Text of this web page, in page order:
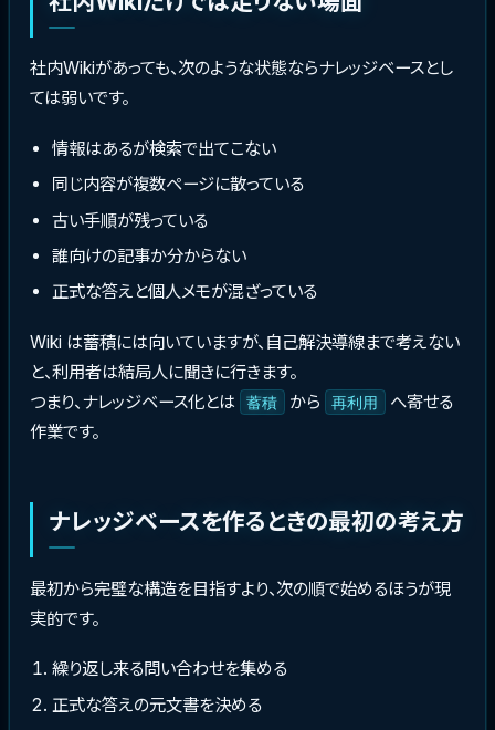
社内Wikiがあっても、次のような状態ならナレッジベースとし
ては弱いです。
情報はあるが検索で出てこない
同じ内容が複数ページに散っている
古い手順が残っている
誰向けの記事か分からない
正式な答えと個人メモが混ざっている
Wiki は蓄積には向いていますが、自己解決導線まで考えない
と、利用者は結局人に聞きに行きます。
つまり、ナレッジベース化とは
蓄積 から 再利用
へ寄せる
作業です。
ナレッジベースを作るときの最初の考え方
最初から完璧な構造を目指すより、次の順で始めるほうが現
実的です。
繰り返し来る問い合わせを集める
正式な答えの元文書を決める